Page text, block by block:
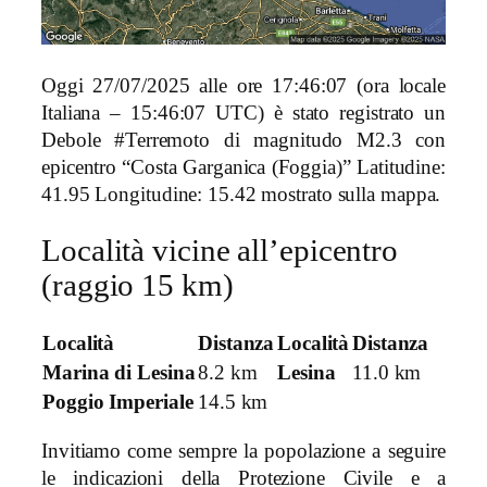
Oggi 27/07/2025 alle ore 17:46:07 (ora locale
Italiana – 15:46:07 UTC) è stato registrato un
Debole #Terremoto di magnitudo M2.3 con
epicentro “Costa Garganica (Foggia)” Latitudine:
41.95 Longitudine: 15.42 mostrato sulla mappa.
Località vicine all’epicentro
(raggio 15 km)
Località DistanzaLocalitàDistanza
Marina di Lesina8.2 km Lesina
11.0 km
Poggio Imperiale 14.5 km
Invitiamo come sempre la popolazione a seguire
le indicazioni della Protezione Civile e a